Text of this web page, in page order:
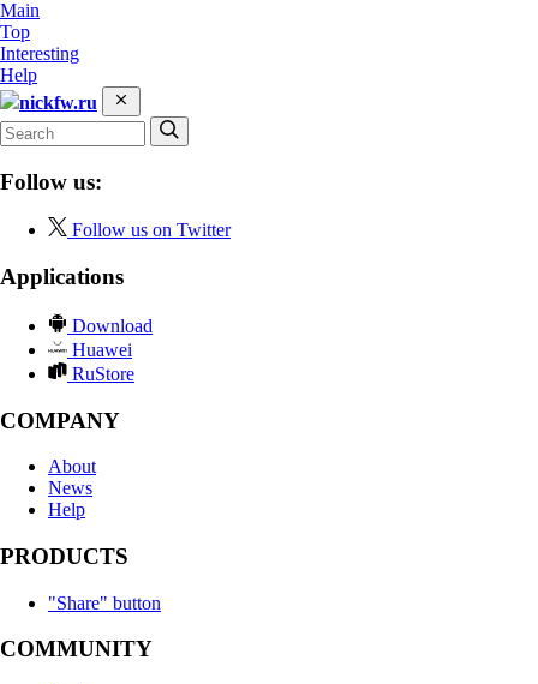
Main
Top
Interesting
Help
nickfw.ru
Follow us:
Follow us on Twitter
Applications
Download
Huawei
RuStore
COMPANY
About
News
Help
PRODUCTS
"Share" button
COMMUNITY